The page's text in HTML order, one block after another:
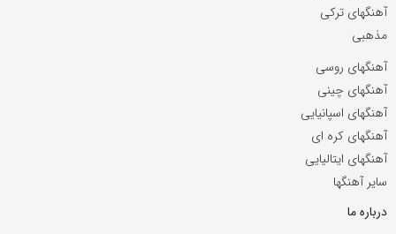
آهنگهای ترکی
مذهبی
آهنگهای روسی
آهنگهای چینی
آهنگهای اسپانیایی
آهنگهای کره ای
آهنگهای ایتالیایی
سایر آهنگها
درباره ما